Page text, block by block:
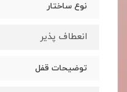
نوع ساختار
انعطاف پذیر
توضیحات قفل